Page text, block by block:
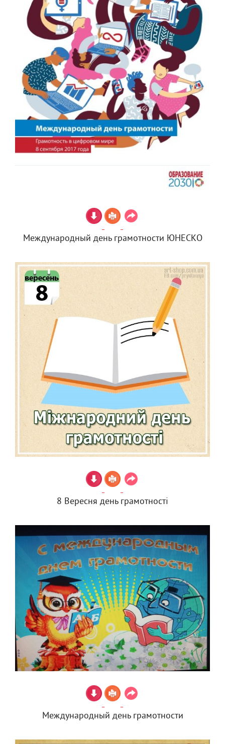
Международный день грамотности ЮНЕСКО
8 Вересня день грамотності
Международный день грамотности